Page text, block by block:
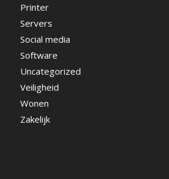
Printer
Servers
Social media
Software
Uncategorized
Veiligheid
Wonen
Zakelijk